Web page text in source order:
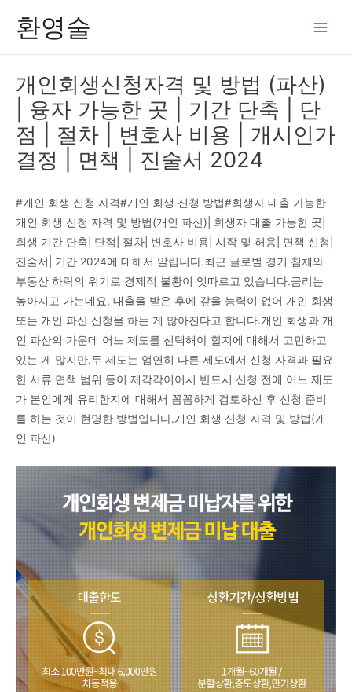
환영술
개인회생신청자격 및 방법 (파산)
| 융자 가능한 곳 | 기간 단축 | 단
점 | 절차 | 변호사 비용 | 개시인가
결정 | 면책 | 진술서 2024
#개인 회생 신청 자격#개인 회생 신청 방법#회생자 대출 가능한
개인 회생 신청 자격 및 방법(개인 파산)| 회생자 대출 가능한 곳|
회생 기간 단축| 단점| 절차| 변호사 비용| 시작 및 허용| 면책 신청|
진술서| 기간 2024에 대해서 알립니다.최근 글로벌 경기 침체와
부동산 하락의 위기로 경제적 불황이 잇따르고 있습니다.금리는
높아지고 가는데요, 대출을 받은 후에 갚을 능력이 없어 개인 회생
또는 개인 파산 신청을 하는 게 많아진다고 합니다.개인 회생과 개
인 파산의 가운데 어느 제도를 선택해야 할지에 대해서 고민하고
있는 게 많지만.두 제도는 엄연히 다른 제도에서 신청 자격과 필요
한 서류 면책 범위 등이 제각각이어서 반드시 신청 전에 어느 제도
가 본인에게 유리한지에 대해서 꼼꼼하게 검토하신 후 신청 준비
를 하는 것이 현명한 방법입니다.개인 회생 신청 자격 및 방법(개
인 파산)